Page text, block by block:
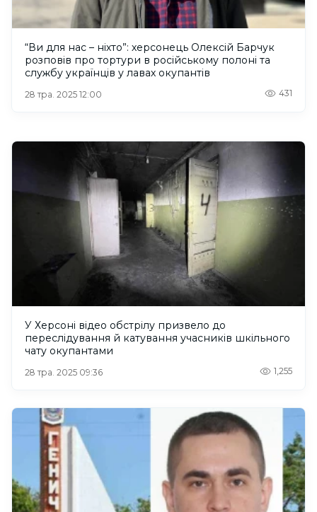
“Ви для нас – ніхто”: херсонець Олексій Барчук
розповів про тортури в російському полоні та
службу українців у лавах окупантів
28 тра. 2025 12:00 431
У Херсоні відео обстрілу призвело до
переслідування й катування учасників шкільного
чату окупантами
28 тра. 2025 09:36 1,255